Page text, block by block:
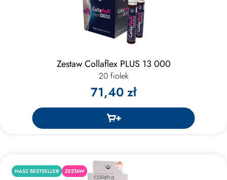
Zestaw Collaflex PLUS 13 000
20 fiolek
71,40 zł
NASZ BESTSELLER ZESTAW